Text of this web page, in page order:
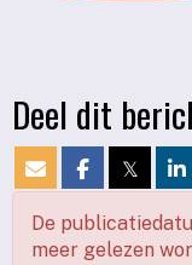
Deel dit
𝕏
De
meer gelezen